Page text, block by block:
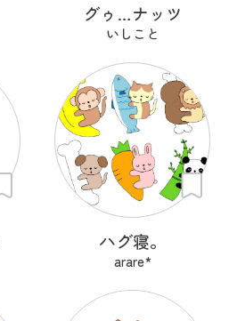
グゥ…ナッツ
いしこと
ハグ寝。
arare*